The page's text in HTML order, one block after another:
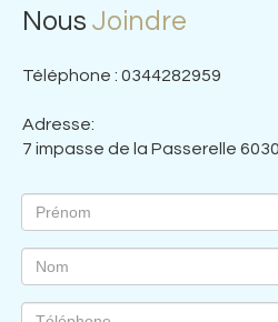
Nous Joindre
Téléphone : 0344282959
Adresse:
7 impasse de la Passerelle